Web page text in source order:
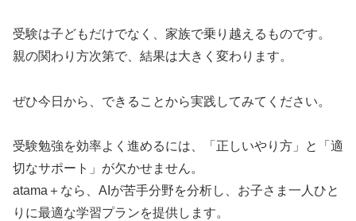
受験は子どもだけでなく、家族で乗り越えるものです。
親の関わり方次第で、結果は大きく変わります。
ぜひ今日から、できることから実践してみてください。
受験勉強を効率よく進めるには、「正しいやり方」と「適
切なサポート」が欠かせません。
atama＋なら、AIが苦手分野を分析し、お子さま一人ひと
りに最適な学習プランを提供します。